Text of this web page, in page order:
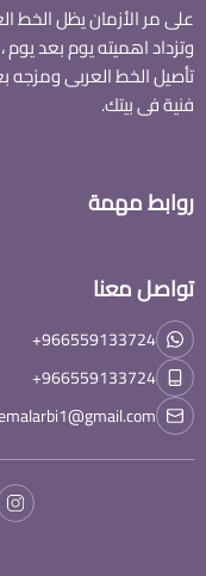
على مر الأزمان يظل الخط
وتزداد اهميته يوم بعد
تأصيل الخط العربى
فنية فى بيتك.
روابط مهمة
تواصل معنا
+966559133724
+966559133724